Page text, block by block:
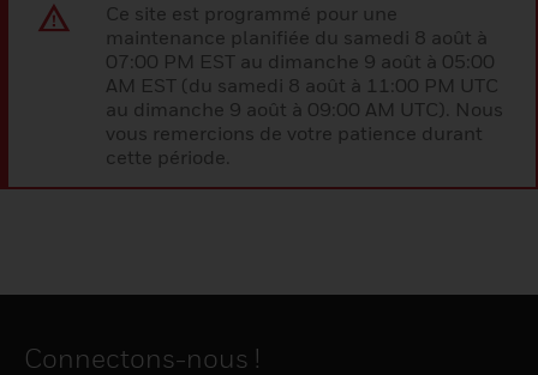
Ce site est programmé pour une
maintenance planifiée du samedi 8 août à
07:00 PM EST au dimanche 9 août à 05:00
AM EST (du samedi 8 août à 11:00 PM UTC
au dimanche 9 août à 09:00 AM UTC). Nous
vous remercions de votre patience durant
cette période.
Connectons-nous !